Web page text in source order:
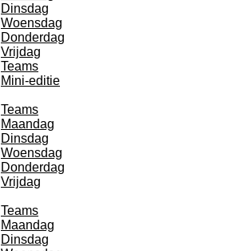
Dinsdag
Woensdag
Donderdag
Vrijdag
Teams
Mini-editie
Teams
Maandag
Dinsdag
Woensdag
Donderdag
Vrijdag
Teams
Maandag
Dinsdag